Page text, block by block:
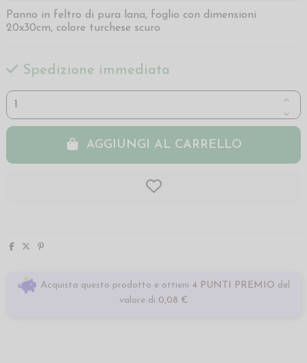
Panno in feltro di pura lana, foglio con dimensioni
20x30cm, colore turchese scuro
Spedizione immediata
AGGIUNGI AL CARRELLO
Acquista questo prodotto e ottieni 4 PUNTI PREMIO del
valore di 0,08 €